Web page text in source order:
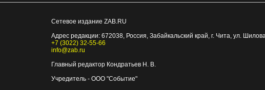
Сетевое издание ZAB.RU
Адрес редакции: 672038, Россия, Забайкальский край, г. Чита, ул.
+7 (3022) 32-55-66
info@zab.ru
Главный редактор Кондратьев Н. В.
Учредитель - ООО "Событие"